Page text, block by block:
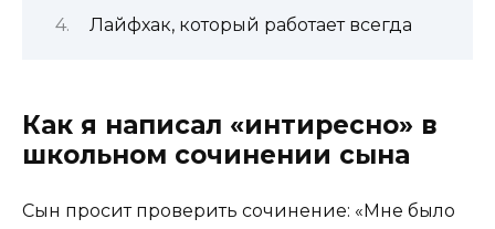
Лайфхак, который работает всегда
Как я написал «интиресно» в
школьном сочинении сына
Сын просит проверить сочинение: «Мне было